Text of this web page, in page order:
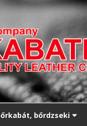
bőrdzseki